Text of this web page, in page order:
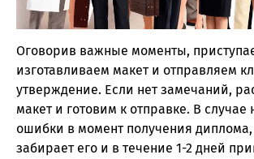
Оговорив важные моменты,
изготавливаем макет и отправляем
утверждение. Если нет замечаний,
макет и готовим к отправке. В случае
ошибки в момент получения диплома,
забирает его и в течение 1-2 дней